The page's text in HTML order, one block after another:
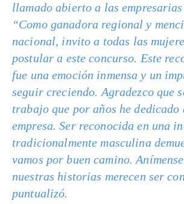
llamado abierto a las empresarias
“Como ganadora regional y
nacional, invito a todas las
postular a este concurso. Este
fue una emoción inmensa y un
seguir creciendo. Agradezco que
trabajo que por años he
empresa. Ser reconocida en una
tradicionalmente masculina
vamos por buen camino.
nuestras historias merecen ser
puntualizó.